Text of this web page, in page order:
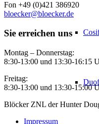
Fon +49 (0)421 386920
bloecker@bloecker.de
Sie erreichen uns
Montag – Donnerstag:
8:30-13:00 und 13:30-16:15
Freitag:
8:30-13:00 und 13:30-15:00
Blöcker ZNL der Hunter
Impressum